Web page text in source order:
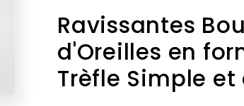
Trèfle
Simple
Trèfle
Simple
Ravissantes
d'Oreilles en
Trèfle Simple